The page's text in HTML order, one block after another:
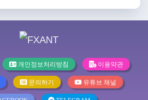
개인정보처리방침 이용약관
문의하기 유튜브 채널